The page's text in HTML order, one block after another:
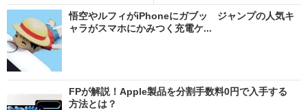
悟空やルフィがiPhoneにガブッ ジャンプの人気キ
ャラがスマホにかみつく充電ケ...
FPが解説！Apple製品を分割手数料0円で入手する
方法とは？